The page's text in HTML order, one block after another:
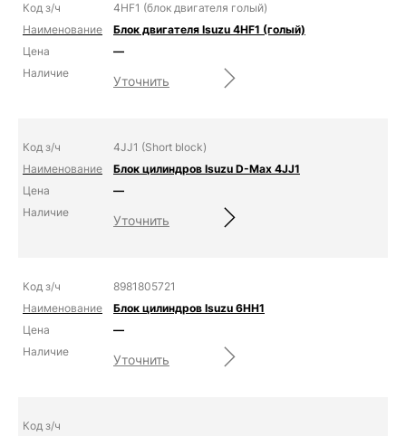
4HF1 (блок двигателя голый)
Блок двигателя Isuzu 4HF1 (голый)
—
Уточнить
4JJ1 (Short block)
Блок цилиндров Isuzu D-Max 4JJ1
—
Уточнить
8981805721
Блок цилиндров Isuzu 6HH1
—
Уточнить